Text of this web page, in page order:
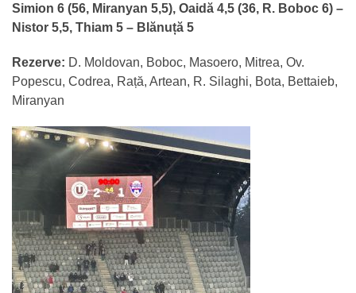
Simion 6 (56, Miranyan 5,5), Oaidă 4,5 (36, R. Boboc 6) –
Nistor 5,5, Thiam 5 – Blănuță 5
Rezerve: D. Moldovan, Boboc, Masoero, Mitrea, Ov.
Popescu, Codrea, Rață, Artean, R. Silaghi, Bota, Bettaieb,
Miranyan